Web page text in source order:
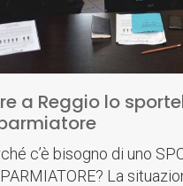
a Reggio lo
c’è bisogno di uno
La